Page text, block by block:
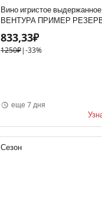
Вино игристое
ВЕНТУРА ПРИМЕР
10-13.5% 0.75, белое, брют,
833,33₽
1250₽|-33%
еще 7 дня
Сезон